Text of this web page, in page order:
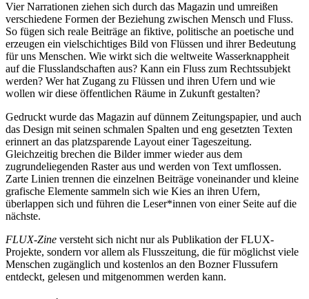
Vier Narrationen ziehen sich durch das Magazin und umreißen
verschiedene Formen der Beziehung zwischen Mensch und Fluss.
So fügen sich reale Beiträge an fiktive, politische an poetische und
erzeugen ein vielschichtiges Bild von Flüssen und ihrer Bedeutung
für uns Menschen. Wie wirkt sich die weltweite Wasserknappheit
auf die Flusslandschaften aus? Kann ein Fluss zum Rechtssubjekt
werden? Wer hat Zugang zu Flüssen und ihren Ufern und wie
wollen wir diese öffentlichen Räume in Zukunft gestalten?
Gedruckt wurde das Magazin auf dünnem Zeitungspapier, und auch
das Design mit seinen schmalen Spalten und eng gesetzten Texten
erinnert an das platzsparende Layout einer Tageszeitung.
Gleichzeitig brechen die Bilder immer wieder aus dem
zugrundeliegenden Raster aus und werden von Text umflossen.
Zarte Linien trennen die einzelnen Beiträge voneinander und kleine
grafische Elemente sammeln sich wie Kies an ihren Ufern,
überlappen sich und führen die Leser*innen von einer Seite auf die
nächste.
FLUX-Zine versteht sich nicht nur als Publikation der FLUX-
Projekte, sondern vor allem als Flusszeitung, die für möglichst viele
Menschen zugänglich und kostenlos an den Bozner Flussufern
entdeckt, gelesen und mitgenommen werden kann.